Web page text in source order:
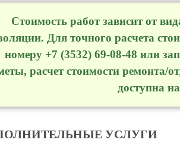
Стоимость работ зависит от
Для точного расчета
номеру +7 (3532) 69-08-48 или
расчет стоимости ремонта/
доступна
УСЛУГИ